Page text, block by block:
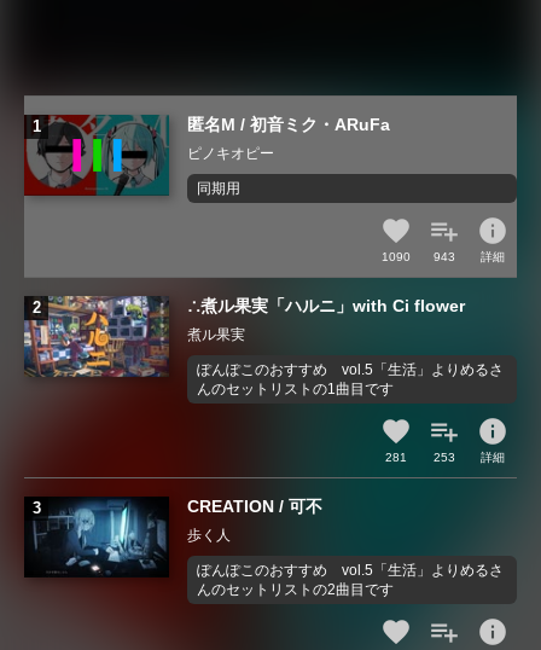
匿名M / 初音ミク・ARuFa
ピノキオピー
同期用
1090 943
info
詳細
∴煮ル果実「ハルニ」with Ci flower
煮ル果実
ぽんぽこのおすすめ vol.5「生活」よりめるさ
んのセットリストの1曲目です
281 253
info
詳細
CREATION / 可不
歩く人
ぽんぽこのおすすめ vol.5「生活」よりめるさ
んのセットリストの2曲目です
info